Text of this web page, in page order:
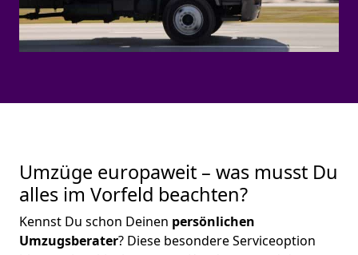
Umzüge europaweit – was musst Du
alles im Vorfeld beachten?
Kennst Du schon Deinen persönlichen
Umzugsberater? Diese besondere Serviceoption